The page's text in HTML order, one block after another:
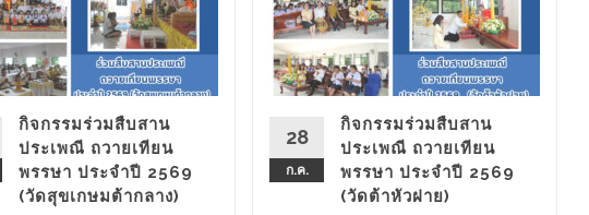
กิจกรรมร่วมสืบสาน
ประเพณี ถวายเทียน
พรรษา ประจําปี 2569
(วัดสุขเกษมต้ากลาง)
28
ก.ค.
กิจกรรมร่วมสืบสาน
ประเพณี ถวายเทียน
พรรษา ประจําปี 2569
(วัดต้าหัวฝาย)